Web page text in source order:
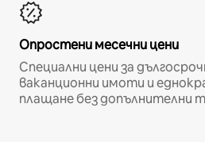
Опростени месечни цени
Специални цени за
ваканционни имоти и
плащане без допълнителни